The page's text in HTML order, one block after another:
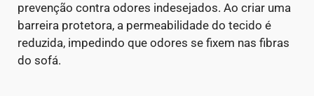
prevenção contra odores indesejados. Ao criar uma
barreira protetora, a permeabilidade do tecido é
reduzida, impedindo que odores se fixem nas fibras
do sofá.